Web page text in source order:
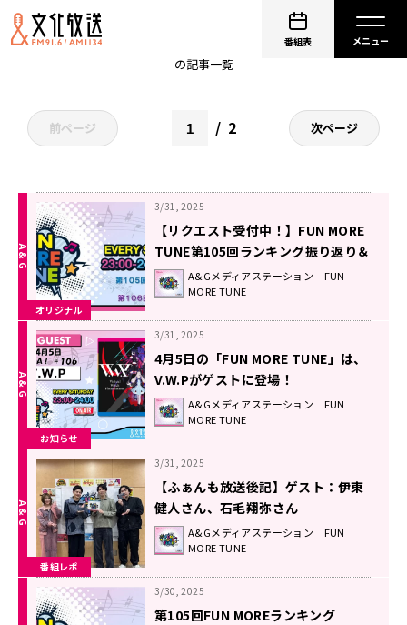
番組表
の記事一覧
前ページ 2 次ページ
オリジナル
3/31, 2025
【リクエスト受付中！】FUN MORE
TUNE第105回ランキング振り返り＆
第106回 注目楽曲紹介
A&Gメディアステーション FUN
MORE TUNE
お知らせ
3/31, 2025
4月5日の「FUN MORE TUNE」は、
V.W.Pがゲストに登場！
A&Gメディアステーション FUN
MORE TUNE
番組レポ
3/31, 2025
【ふぁんも放送後記】ゲスト：伊東
健人さん、石毛翔弥さん
（2025.3/29 OA #105）
A&Gメディアステーション FUN
MORE TUNE
3/30, 2025
第105回FUN MOREランキング